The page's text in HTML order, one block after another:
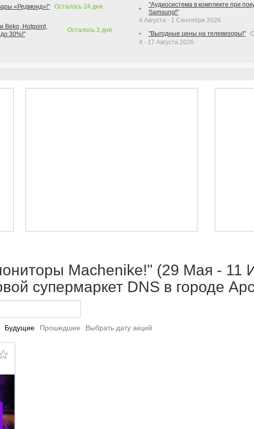
«Редмонд»!" Осталось 24дня
Beko, Hotpoint,
30%!"
Осталось 3 дня
"Аудиосистема в комплекте при
Samsung!"
4 Августа - 1 Сентября 2026
"Выгодные цены на телевизоры!"
4 - 17 Августа 2026
Machenike!" (29 Мая - 11
супермаркет DNS в городе
Будущие Прошедшие Выбрать дату акций